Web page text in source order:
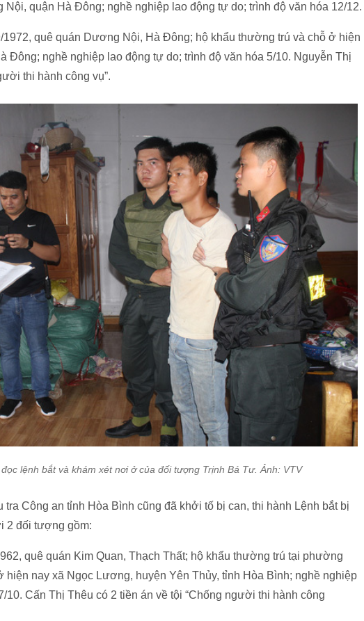
quận Hà Đông; nghề nghiệp lao động tự do; trình độ văn hóa 12/12.
1972, quê quán Dương Nội, Hà Đông; hộ khẩu thường trú và chỗ ở hiện
Đông; nghề nghiệp lao động tự do; trình độ văn hóa 5/10. Nguyễn Thị
thi hành công vụ”.
lệnh bắt và khám xét nơi ở của đối tượng Trịnh Bá Tư. Ảnh: VTV
Công an tỉnh Hòa Bình cũng đã khởi tố bị can, thi hành Lệnh bắt bị
2 đối tượng gồm:
quê quán Kim Quan, Thạch Thất; hộ khẩu thường trú tại phường
nay xã Ngọc Lương, huyện Yên Thủy, tỉnh Hòa Bình; nghề nghiệp
10. Cấn Thị Thêu có 2 tiền án về tội “Chống người thi hành công